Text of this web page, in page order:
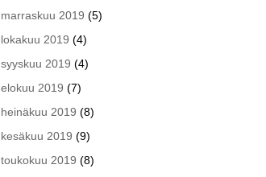
marraskuu 2019 (5)
lokakuu 2019 (4)
syyskuu 2019 (4)
elokuu 2019 (7)
heinäkuu 2019 (8)
kesäkuu 2019 (9)
toukokuu 2019 (8)